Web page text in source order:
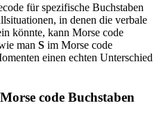
für spezifische Buchstaben
in denen die verbale
könnte, kann Morse code
man S im Morse code
einen echten Unterschied
code Buchstaben